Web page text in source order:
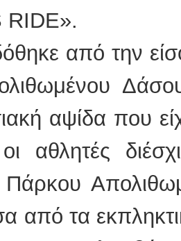
RIDE».
από την
αψίδα που
αθλητές
Πάρκου
από τα